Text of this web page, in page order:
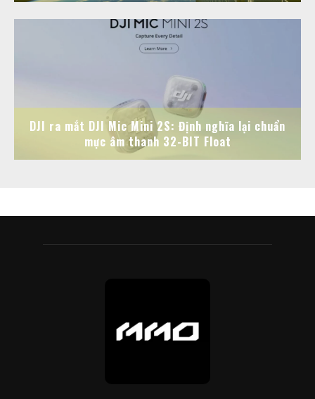
DJI ra mắt DJI Mic Mini 2S: Định nghĩa lại chuẩn
mực âm thanh 32-BIT Float